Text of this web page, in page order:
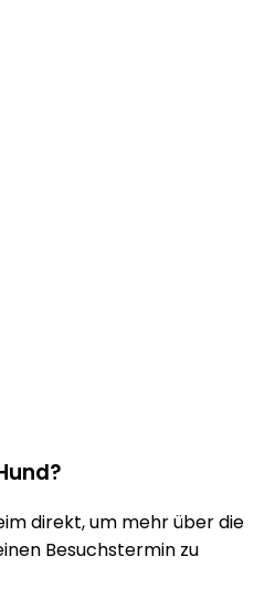
direkt, um mehr über die
Besuchstermin zu